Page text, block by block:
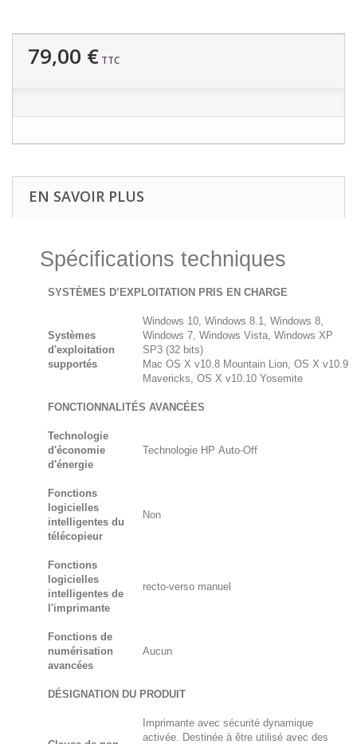
79,00 € TTC
EN SAVOIR PLUS
Spécifications techniques
SYSTÈMES D’EXPLOITATION PRIS EN CHARGE
Systèmes
d'exploitation
supportés
Windows 10, Windows 8.1, Windows 8,
Windows 7, Windows Vista, Windows XP
SP3 (32 bits)
Mac OS X v10.8 Mountain Lion, OS X v10.9
Mavericks, OS X v10.10 Yosemite
FONCTIONNALITÉS AVANCÉES
Technologie
d'économie
d'énergie
Technologie HP Auto-Off
Fonctions
logicielles
intelligentes du
télécopieur
Non
Fonctions
logicielles
intelligentes de
l'imprimante
recto-verso manuel
Fonctions de
numérisation
avancées
Aucun
DÉSIGNATION DU PRODUIT
Imprimante avec sécurité dynamique
activée. Destinée à être utilisé avec des